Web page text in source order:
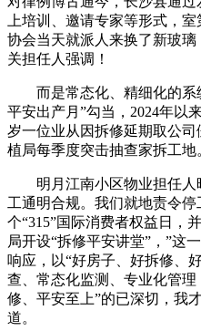
上培训、邀请专家等形式，
协会当天就派人来换了新玻
关担任人强调！
而是常态化、精细化的系
平安出产月”勾当，2024年以
岁一位业从因拆修延期取公
植局每季度突击抽查家拆工地
明月江南小区物业担任人
工通明合规。我们就地责令停
个“315”国际消费者权益日，
局开设“拆修平安讲堂”，”这
响应，以“好房子、好拆修、
查、常态化监测、专业化管
修、平安至上”的已深切，我
道。